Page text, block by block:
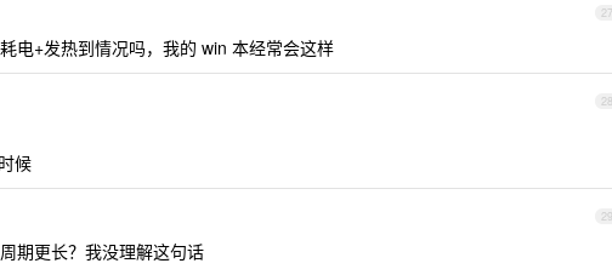
27
电+发热到情况吗，我的 win 本经常会这样
28
候
29
期更长？我没理解这句话